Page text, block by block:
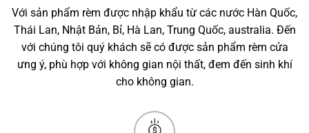
Với sản phẩm rèm được nhập khẩu từ các nước Hàn Quốc,
Thái Lan, Nhật Bản, Bỉ, Hà Lan, Trung Quốc, australia. Đến
với chúng tôi quý khách sẽ có được sản phẩm rèm cửa
ưng ý, phù hợp với không gian nội thất, đem đến sinh khí
cho không gian.